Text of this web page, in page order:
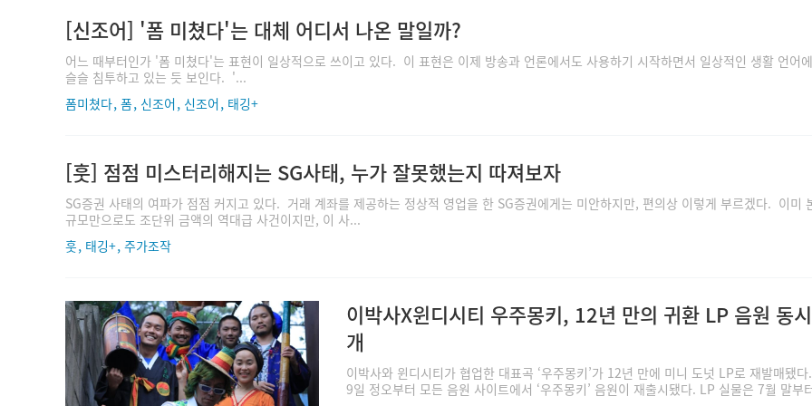
[신조어] '폼 미쳤다'는 대체 어디서 나온 말일까?
어느 때부터인가 '폼 미쳤다'는 표현이 일상적으로 쓰이고 있다. 이 표현은 이제 방송과 언론에서도 사용하기 시작하면서 일상적인 생활 언어
슬슬 침투하고 있는 듯 보인다. '...
폼미쳤다, 폼, 신조어, 신조어, 태깅+
[훗] 점점 미스터리해지는 SG사태, 누가 잘못했는지 따져보자
SG증권 사태의 여파가 점점 커지고 있다. 거래 계좌를 제공하는 정상적 영업을 한 SG증권에게는 미안하지만, 편의상 이렇게 부르겠다. 이미
규모만으로도 조단위 금액의 역대급 사건이지만, 이 사...
훗, 태깅+, 주가조작
이박사X윈디시티 우주몽키, 12년 만의 귀환 LP 음원 동
개
이박사와 윈디시티가 협업한 대표곡 ‘우주몽키’가 12년 만에 미니 도넛 LP로 재발매됐다
9일 정오부터 모든 음원 사이트에서 ‘우주몽키’ 음원이 재출시됐다. LP 실물은 7월 말부